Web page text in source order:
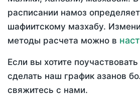
расписании намоз
шафиитскому мазхабу.
методы расчета можно в
Если вы хотите
сделать наш график азанов
свяжитесь с нами.